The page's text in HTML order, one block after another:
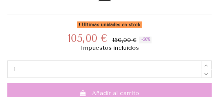
Últimas unidades en stock
105,00 € 150,00 € -30%
Impuestos incluidos
Añadir al carrito